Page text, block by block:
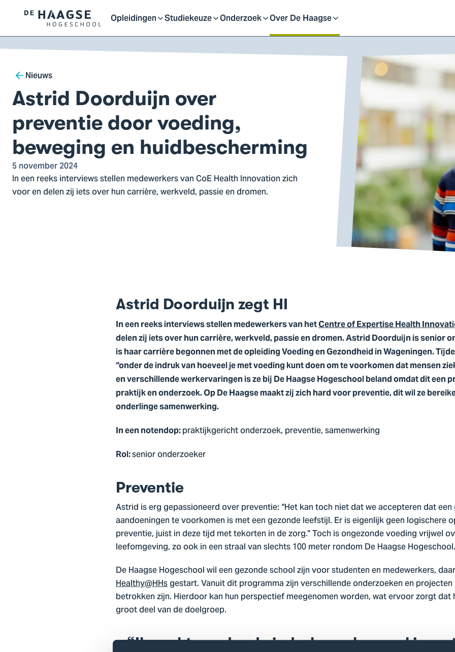
Logo
van
De
Hogeschool,
ga
naar
de
homepagina
Opleidingen
Open
sluit
submenu
Studiekeuze
Open
sluit
submenu
Onderzoek
Open
submenu
Over De Haagse
Open
Breadcrumb
Nieuws
Astrid Doorduijn over
preventie door voeding,
beweging en huidbescherming
5 november 2024
In een reeks interviews stellen medewerkers van CoE Health Innovation zich
voor en delen zij iets over hun carrière, werkveld, passie en dromen.
Astrid Doorduijn zegt HI
In een reeks interviews stellen medewerkers van hetCentre of Expertise Health
delen zij iets over hun carrière, werkveld, passie en dromen. Astrid Doorduijn is senior
is haar carrière begonnen met de opleiding Voeding en Gezondheid in Wageningen.
“onder de indruk van hoeveel je met voeding kunt doen om te voorkomen dat mensen
en verschillende werkervaringen is ze bij De Haagse Hogeschool beland omdat dit een
praktijk en onderzoek. Op De Haagse maakt zij zich hard voor preventie, dit wil ze
onderlinge samenwerking.
In een notendop:praktijkgericht onderzoek, preventie, samenwerking
Rol:senior onderzoeker
Preventie
Astrid is erg gepassioneerd over preventie: “Het kan toch niet dat we accepteren dat
aandoeningen te voorkomen is met een gezonde leefstijl. Er is eigenlijk geen logischere
preventie, juist in deze tijd met tekorten in de zorg.” Toch is ongezonde voeding vrijwel
leefomgeving, zo ook in een straal van slechts 100 meter rondom De Haagse Hogeschool.
De Haagse Hogeschool wil een gezonde school zijn voor studenten en medewerkers,
Healthy@HHsgestart. Vanuit dit programma zijn verschillende onderzoeken en
betrokken zijn. Hierdoor kan hun perspectief meegenomen worden, wat ervoor zorgt dat
groot deel van de doelgroep.
Ik raakte onder de indruk van hoeveel je